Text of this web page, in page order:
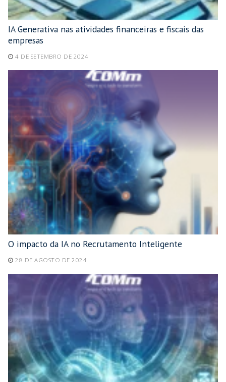
IA Generativa nas atividades financeiras e fiscais das
empresas
4 DE SETEMBRO DE 2024
O impacto da IA no Recrutamento Inteligente
28 DE AGOSTO DE 2024